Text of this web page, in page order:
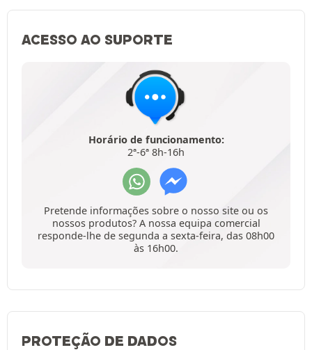
ACESSO AO SUPORTE
Horário de funcionamento:
2ª-6ª 8h-16h
Pretende informações sobre o nosso site ou os
nossos produtos? A nossa equipa comercial
responde-lhe de segunda a sexta-feira, das 08h00
às 16h00.
PROTEÇÃO DE DADOS